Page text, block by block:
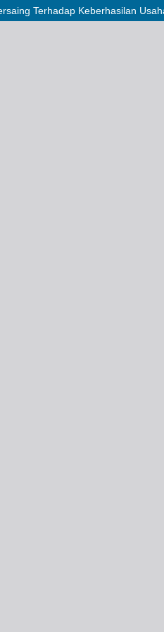
Terhadap Keberhasilan